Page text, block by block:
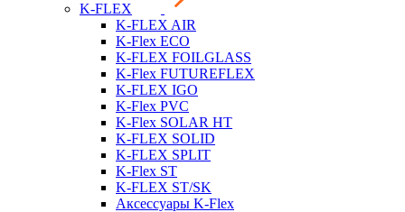
K-FLEX
K-FLEX AIR
K-Flex ECO
K-FLEX FOILGLASS
K-Flex FUTUREFLEX
K-FLEX IGO
K-Flex PVC
K-Flex SOLAR HT
K-FLEX SOLID
K-FLEX SPLIT
K-Flex ST
K-FLEX ST/SK
Аксессуары K-Flex